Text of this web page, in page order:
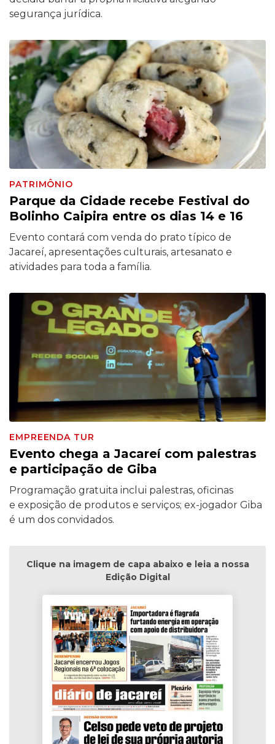
segurança jurídica.
PATRIMÔNIO
Parque da Cidade recebe Festival do
Bolinho Caipira entre os dias 14 e 16
Evento contará com venda do prato típico de
Jacareí, apresentações culturais, artesanato e
atividades para toda a família.
EMPREENDA TUR
Evento chega a Jacareí com palestras
e participação de Giba
Programação gratuita inclui palestras, oficinas
e exposição de produtos e serviços; ex-jogador Giba
é um dos convidados.
Clique na imagem de capa abaixo e leia a nossa
Edição Digital